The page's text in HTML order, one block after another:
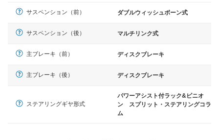
サスペンション（前） ダブルウィッシュボーン式
サスペンション（後） マルチリンク式
主ブレーキ（前） ディスクブレーキ
主ブレーキ（後） ディスクブレーキ
ステアリングギヤ形式
パワーアシスト付ラック&ピニオ
ン スプリット・ステアリングコラ
ム